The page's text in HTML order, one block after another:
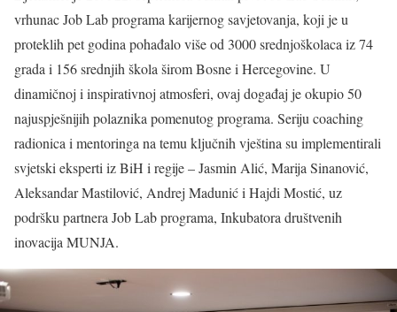
vrhunac Job Lab programa karijernog savjetovanja, koji je u
proteklih pet godina pohađalo više od 3000 srednjoškolaca iz 74
grada i 156 srednjih škola širom Bosne i Hercegovine. U
dinamičnoj i inspirativnoj atmosferi, ovaj događaj je okupio 50
najuspješnijih polaznika pomenutog programa. Seriju coaching
radionica i mentoringa na temu ključnih vještina su implementirali
svjetski eksperti iz BiH i regije – Jasmin Alić, Marija Sinanović,
Aleksandar Mastilović, Andrej Madunić i Hajdi Mostić, uz
podršku partnera Job Lab programa, Inkubatora društvenih
inovacija MUNJA.